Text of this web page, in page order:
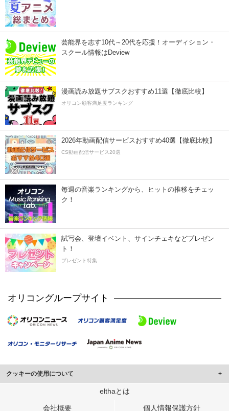
芸能界を志す10代～20代を応援！オーディション・
スクール情報はDeview
漫画読み放題サブスクおすすめ11選【徹底比較】
オリコン顧客満足度ランキング
2026年動画配信サービスおすすめ40選【徹底比較】
CS動画配信サービス20選
毎週の音楽ランキングから、ヒットの推移をチェッ
ク！
試写会、登壇イベント、サインチェキなどプレゼン
ト！
プレゼント特集
オリコングループサイト
クッキーの使用について
このサイトでは Cookie を使用して、ユーザーに合わせたコンテンツや広告の
行っています。
elthaとは
会社概要 個人情報保護方針